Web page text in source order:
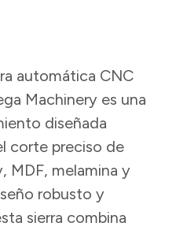
automática CNC
Machinery es una
diseñada
corte preciso de
MDF, melamina y
robusto y
sierra combina